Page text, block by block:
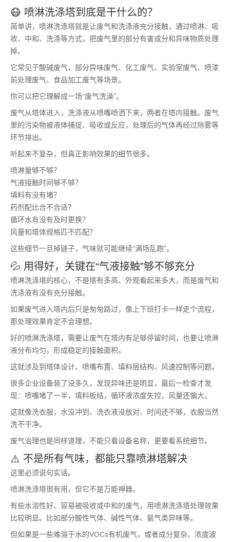
😷 喷淋洗涤塔到底是干什么的？
简单讲，喷淋洗涤塔就是让废气和洗涤液充分接触，通过喷淋、吸
收、中和、洗涤等方式，把废气里的部分有害成分和异味物质处理
掉。
它常见于酸碱废气、部分异味废气、化工废气、实验室废气、喷漆
前处理废气、食品加工废气等场景。
你可以把它理解成一场“废气洗澡”。
废气从塔体进入，洗涤液从喷嘴喷洒下来，两者在塔内接触。废气
里的污染物被液体捕捉、吸收或反应，处理后的气体再经过除雾等
环节排出。
听起来不复杂，但真正影响效果的细节很多。
喷淋量够不够？
气液接触时间够不够？
填料有没有堵？
药剂配比合不合适？
循环水有没有及时更换？
风量和塔体规格匹不匹配？
这些细节一旦掉链子，气味就可能继续“满场乱跑”。
💦 用得好，关键在“气液接触”够不够充分
喷淋洗涤塔的核心，不是塔有多高、外观看起来多大，而是废气和
洗涤液有没有充分接触。
如果废气进入塔内后只是匆匆路过，像上下班打卡一样走个流程，
那处理效果肯定不会理想。
好的喷淋洗涤塔，需要让废气在塔内有足够停留时间，也要让喷淋
液分布均匀，形成稳定的接触面积。
这就涉及到塔体设计、喷嘴布置、填料层结构、风速控制等问题。
很多企业设备装了没多久，发现异味还是明显，最后一检查才发
现：喷嘴堵了一半，填料板结，循环液浓度失控，风量还偏大。
这就像洗衣服，水没冲到、洗衣液没放对、时间还不够，衣服当然
洗不干净。
废气治理也是同样道理，不能只看设备名称，更要看系统细节。
⚠️ 不是所有气味，都能只靠喷淋塔解决
这里必须说句实话。
喷淋洗涤塔很有用，但它不是万能神器。
有些水溶性好、容易被吸收或中和的废气，用喷淋洗涤塔处理效果
比较明显。比如部分酸性气体、碱性气体、氨气类异味等。
但如果是一些难溶于水的VOCs有机废气，或者成分复杂、浓度波